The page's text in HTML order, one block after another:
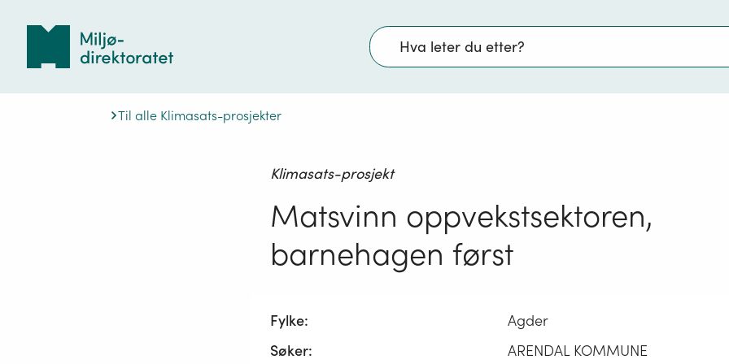
Søk
Til alle Klimasats-prosjekter
Klimasats-prosjekt
Matsvinn oppvekstsektoren,
barnehagen først
Fylke:
Agder
Søker:
ARENDAL KOMMUNE